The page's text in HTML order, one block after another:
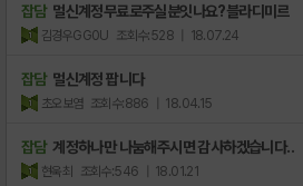
잡담 멀신계정무료로주실분잇나요?블라디미르
김경우GG0U 조회수:528 | 18.07.24
잡담 멀신계정 팝니다
초오보염 조회수:886 | 18.04.15
잡담 계정하나만 나눔해주시면 감사하겠습니다..
현욱최 조회수:546 | 18.01.21